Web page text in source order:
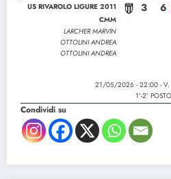
US RIVAROLO LIGURE 2011
CMM
LARCHER MARVIN
OTTOLINI ANDREA
OTTOLINI ANDREA
3 6
21/05/2026 - 22:00 - V.
1°-2° POSTO
Condividi su